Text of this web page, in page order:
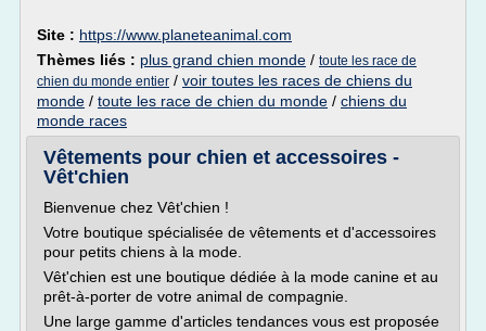
Site : https://www.planeteanimal.com
Thèmes liés : plus grand chien monde / toute les race de
chien du monde entier / voir toutes les races de chiens du
monde / toute les race de chien du monde / chiens du
monde races
Vêtements pour chien et accessoires -
Vêt'chien
Bienvenue chez Vêt'chien !
Votre boutique spécialisée de vêtements et d'accessoires
pour petits chiens à la mode.
Vêt'chien est une boutique dédiée à la mode canine et au
prêt-à-porter de votre animal de compagnie.
Une large gamme d'articles tendances vous est proposée